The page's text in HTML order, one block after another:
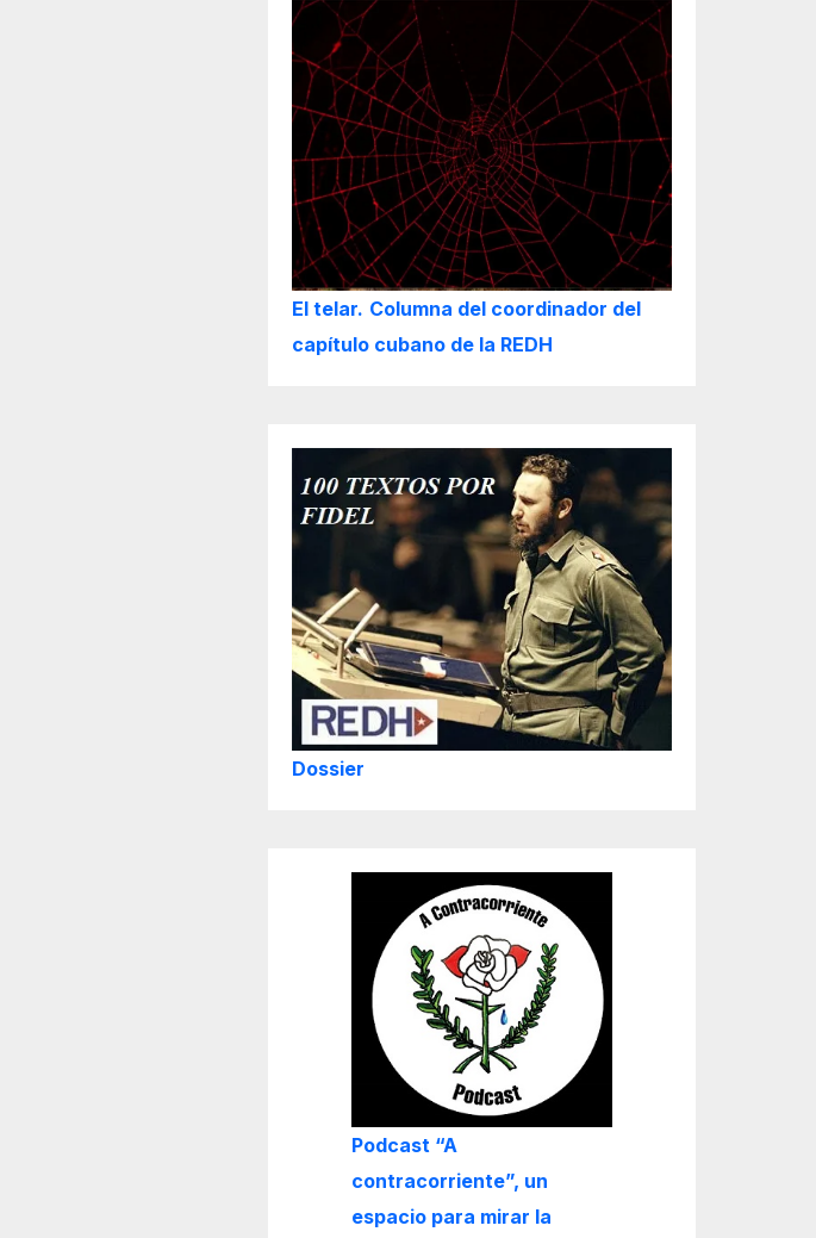
El telar. Columna del coordinador del
capítulo cubano de la REDH
Dossier
Podcast “A
contracorriente”, un
espacio para mirar la